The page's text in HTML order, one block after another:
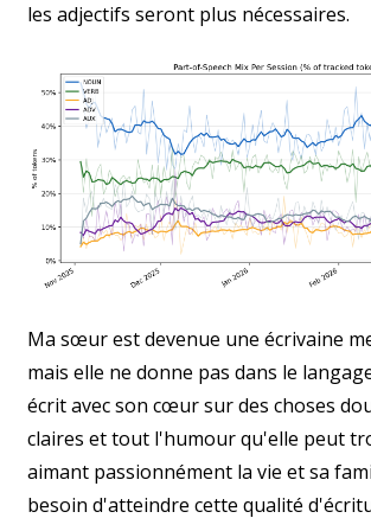
les adjectifs seront plus nécessaires.
Ma sœur est devenue une écrivaine
mais elle ne donne pas dans le
écrit avec son cœur sur des choses
claires et tout l'humour qu'elle peut
aimant passionnément la vie et sa
besoin d'atteindre cette qualité